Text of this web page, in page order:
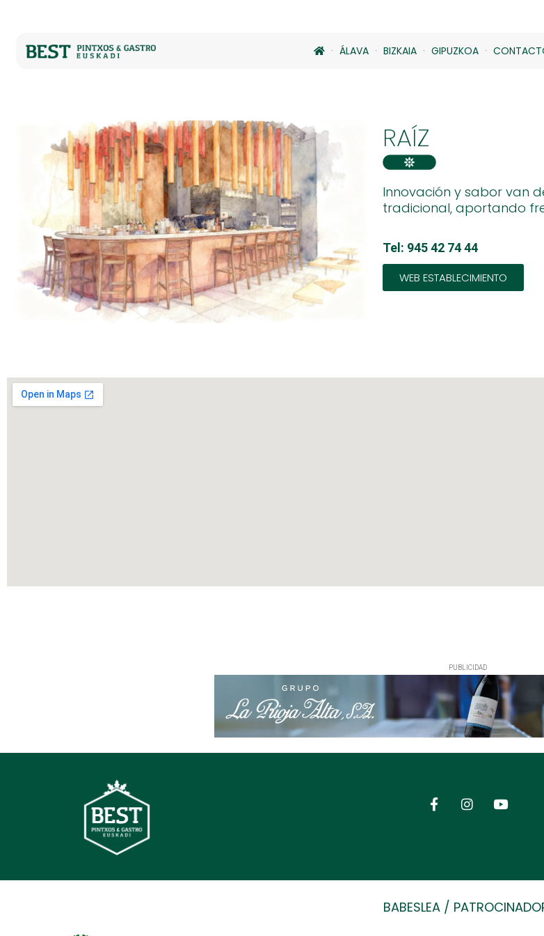
ÁLAVA BIZKAIA GIPUZKOA
RAÍZ
Innovación y sabor van
tradicional, aportando
Tel: 945 42 74 44
WEB ESTABLECIMIENTO
PUBLICIDAD
BABESLEA /